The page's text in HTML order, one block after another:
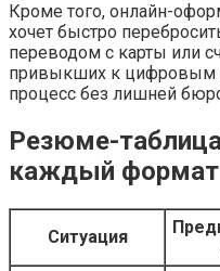
Кроме того, онлайн-
хочет быстро
переводом с карты или
привыкших к цифровым
процесс без лишней
Резюме-
каждый формат
Ситуация